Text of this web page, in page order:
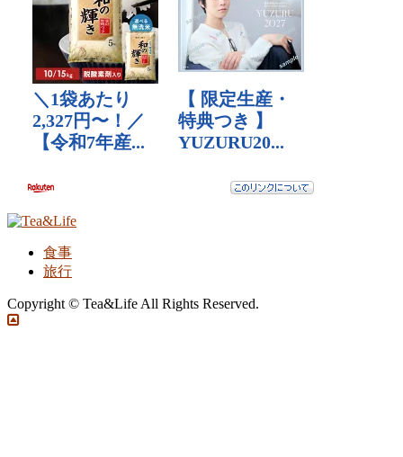
食事
旅行
Copyright © Tea&Life All Rights Reserved.